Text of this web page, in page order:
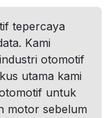
tepercaya
Kami
otomotif
utama kami
untuk
motor sebelum